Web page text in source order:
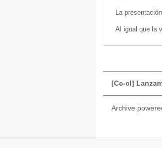
La
Al igual que la
[Cc-cl]
Archive